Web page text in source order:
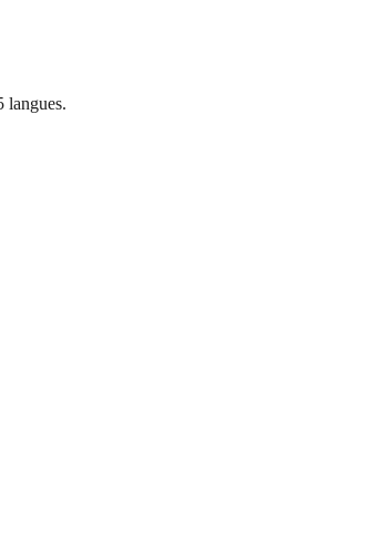
langues.